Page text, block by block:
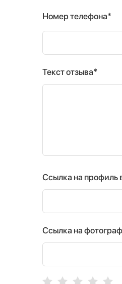
Номер телефона*
Текст отзыва*
Ссылка на профиль
Ссылка на